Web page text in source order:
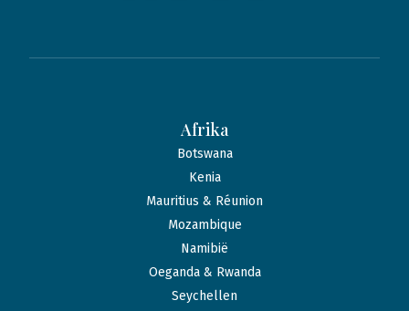
Afrika
Botswana
Kenia
Mauritius & Réunion
Mozambique
Namibië
Oeganda & Rwanda
Seychellen